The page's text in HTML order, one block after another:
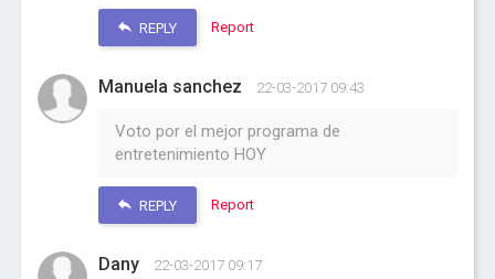
REPLY Report
Manuela sanchez 22-03-2017 09:43
Voto por el mejor programa de
entretenimiento HOY
REPLY Report
Dany 22-03-2017 09:17